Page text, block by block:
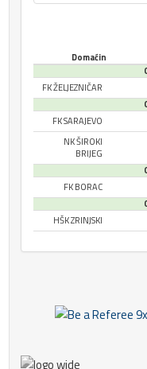
Domaćin
FK ŽELJEZNIČAR
FK SARAJEVO
NK ŠIROKI
BRIJEG
FK BORAC
HŠK ZRINJSKI